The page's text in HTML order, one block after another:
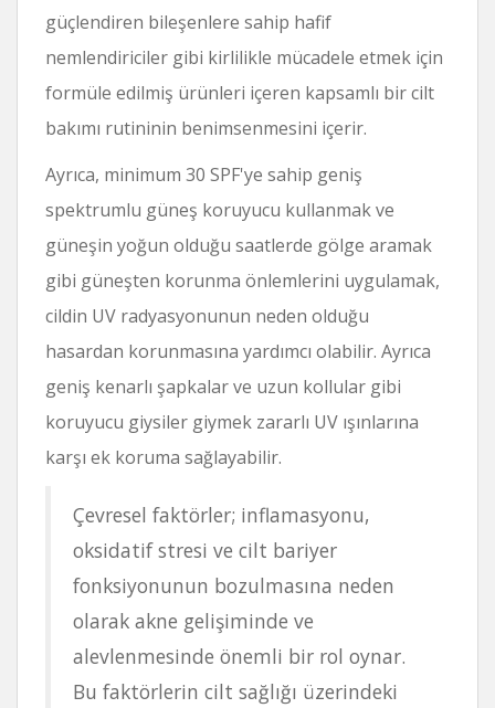
güçlendiren bileşenlere sahip hafif
nemlendiriciler gibi kirlilikle mücadele etmek için
formüle edilmiş ürünleri içeren kapsamlı bir cilt
bakımı rutininin benimsenmesini içerir.
Ayrıca, minimum 30 SPF'ye sahip geniş
spektrumlu güneş koruyucu kullanmak ve
güneşin yoğun olduğu saatlerde gölge aramak
gibi güneşten korunma önlemlerini uygulamak,
cildin UV radyasyonunun neden olduğu
hasardan korunmasına yardımcı olabilir. Ayrıca
geniş kenarlı şapkalar ve uzun kollular gibi
koruyucu giysiler giymek zararlı UV ışınlarına
karşı ek koruma sağlayabilir.
Çevresel faktörler; inflamasyonu,
oksidatif stresi ve cilt bariyer
fonksiyonunun bozulmasına neden
olarak akne gelişiminde ve
alevlenmesinde önemli bir rol oynar.
Bu faktörlerin cilt sağlığı üzerindeki